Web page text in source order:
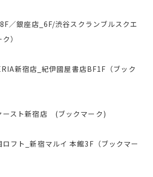
／銀座店_6F/渋谷スクランブルスクエ
）
新宿店_紀伊國屋書店BF1F（ブック
ースト新宿店 (ブックマーク)
フト_新宿マルイ 本館3F（ブックマー